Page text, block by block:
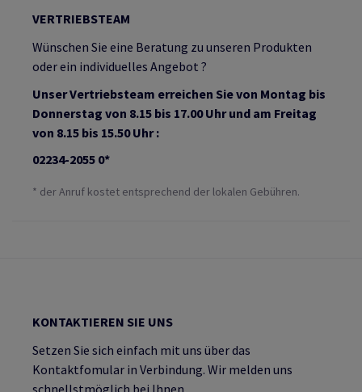
VERTRIEBSTEAM
Wünschen Sie eine Beratung zu unseren Produkten
oder ein individuelles Angebot ?
Unser Vertriebsteam erreichen Sie von Montag bis
Donnerstag von 8.15 bis 17.00 Uhr und am Freitag
von 8.15 bis 15.50 Uhr :
02234-2055 0*
* der Anruf kostet entsprechend der lokalen Gebühren.
KONTAKTIEREN SIE UNS
Setzen Sie sich einfach mit uns über das
Kontaktfomular in Verbindung. Wir melden uns